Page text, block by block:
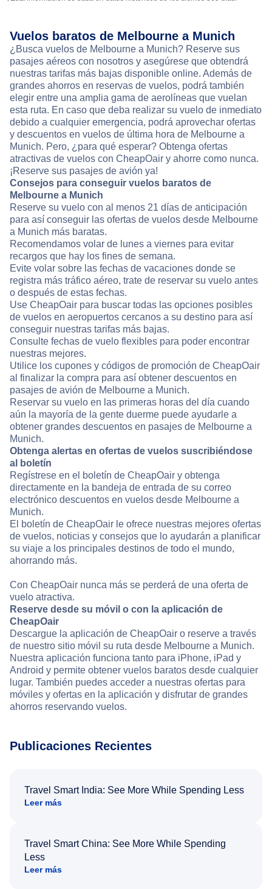
Vuelos baratos de Melbourne a Munich
¿Busca vuelos de Melbourne a Munich? Reserve sus
pasajes aéreos con nosotros y asegúrese que obtendrá
nuestras tarifas más bajas disponible online. Además de
grandes ahorros en reservas de vuelos, podrá también
elegir entre una amplia gama de aerolíneas que vuelan
esta ruta. En caso que deba realizar su vuelo de inmediato
debido a cualquier emergencia, podrá aprovechar ofertas
y descuentos en vuelos de última hora de Melbourne a
Munich. Pero, ¿para qué esperar? Obtenga ofertas
atractivas de vuelos con CheapOair y ahorre como nunca.
¡Reserve sus pasajes de avión ya!
Consejos para conseguir vuelos baratos de
Melbourne a Munich
Reserve su vuelo con al menos 21 días de anticipación
para así conseguir las ofertas de vuelos desde Melbourne
a Munich más baratas.
Recomendamos volar de lunes a viernes para evitar
recargos que hay los fines de semana.
Evite volar sobre las fechas de vacaciones donde se
registra más tráfico aéreo, trate de reservar su vuelo antes
o después de estas fechas.
Use CheapOair para buscar todas las opciones posibles
de vuelos en aeropuertos cercanos a su destino para así
conseguir nuestras tarifas más bajas.
Consulte fechas de vuelo flexibles para poder encontrar
nuestras mejores.
Utilice los cupones y códigos de promoción de CheapOair
al finalizar la compra para así obtener descuentos en
pasajes de avión de Melbourne a Munich.
Reservar su vuelo en las primeras horas del día cuando
aún la mayoría de la gente duerme puede ayudarle a
obtener grandes descuentos en pasajes de Melbourne a
Munich.
Obtenga alertas en ofertas de vuelos suscribiéndose
al boletín
Regístrese en el boletín de CheapOair y obtenga
directamente en la bandeja de entrada de su correo
electrónico descuentos en vuelos desde Melbourne a
Munich.
El boletín de CheapOair le ofrece nuestras mejores ofertas
de vuelos, noticias y consejos que lo ayudarán a planificar
su viaje a los principales destinos de todo el mundo,
ahorrando más.
Con CheapOair nunca más se perderá de una oferta de
vuelo atractiva.
Reserve desde su móvil o con la aplicación de
CheapOair
Descargue la aplicación de CheapOair o reserve a través
de nuestro sitio móvil su ruta desde Melbourne a Munich.
Nuestra aplicación funciona tanto para iPhone, iPad y
Android y permite obtener vuelos baratos desde cualquier
lugar. También puedes acceder a nuestras ofertas para
móviles y ofertas en la aplicación y disfrutar de grandes
ahorros reservando vuelos.
Publicaciones Recientes
Travel Smart India: See More While Spending Less
Leer más
Travel Smart China: See More While Spending
Less
Leer más